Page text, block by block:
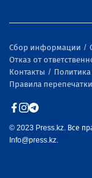
Сбор информации
Отказ от
Контакты
Правила перепечатки
© 2023 Press.kz. Все
Info@press.kz.